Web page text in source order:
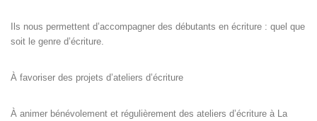
Ils nous permettent d’accompagner des débutants en écriture : quel que
soit le genre d’écriture.
À favoriser des projets d’ateliers d’écriture
À animer bénévolement et régulièrement des ateliers d’écriture à La